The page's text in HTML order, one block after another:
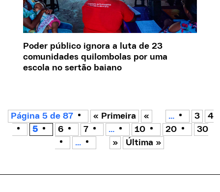
Poder público ignora a luta de 23
comunidades quilombolas por uma
escola no sertão baiano
Página 5 de 87 « Primeira « ... 3
4
5
6 7 ... 10 20
30
...
» Última »